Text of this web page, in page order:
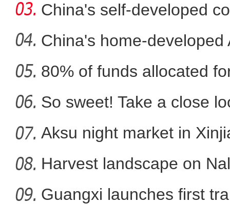
新疆库车市：冬小
fli
China's self-developed
co
China's home-
80% of funds allocated
So sweet! Take a close
Aksu night market in
Harvest landscape on
Guangxi launches first